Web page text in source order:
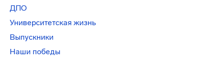
ДПО
Университетская жизнь
Выпускники
Наши победы